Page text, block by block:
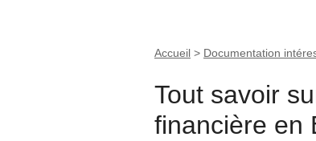
Accueil > Documentation
Tout savoir
financière en